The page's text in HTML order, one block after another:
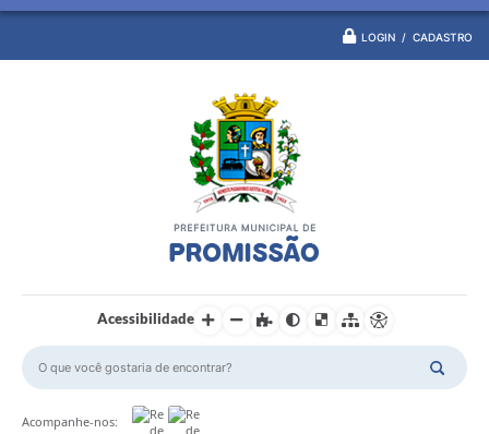
LOGIN / CADASTRO
Acessibilidade
Acompanhe-nos: